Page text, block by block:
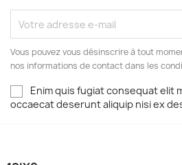
Vous pouvez vous désinscrire à tout
nos informations de contact dans les
Enim quis fugiat consequat elit
occaecat deserunt aliquip nisi ex